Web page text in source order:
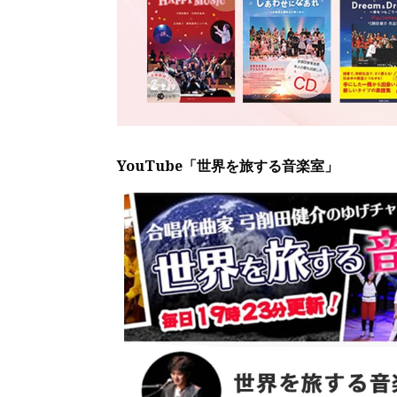
YouTube「世界を旅する音楽室」